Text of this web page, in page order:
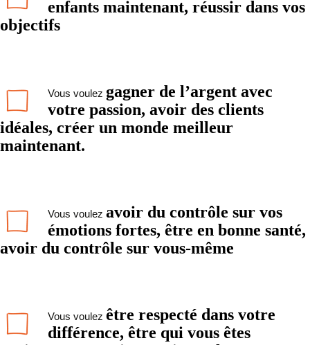
enfants maintenant, réussir dans vos
objectifs
Vous voulez gagner de l’argent avec
votre passion, avoir des clients
idéales, créer un monde meilleur
maintenant.
Vous voulez avoir du contrôle sur vos
émotions fortes, être en bonne santé,
avoir du contrôle sur vous-même
Vous voulez être respecté dans votre
différence, être qui vous êtes